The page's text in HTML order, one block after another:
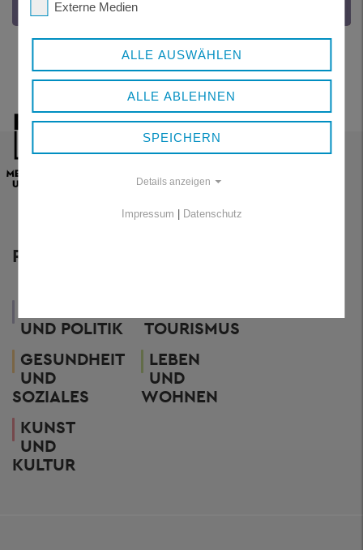
RESSORTS
UND POLITIK
TOURISMUS
GESUNDHEIT
UND
SOZIALES
LEBEN
UND
WOHNEN
KUNST
UND
KULTUR
Externe Medien
ALLE AUSWÄHLEN
ALLE ABLEHNEN
SPEICHERN
Details anzeigen
Impressum | Datenschutz